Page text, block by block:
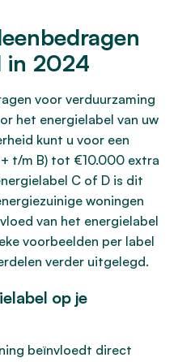
in 2024
voor verduurzaming
het energielabel van uw
kunt u voor een
t/m B) tot €10.000 extra
C of D is dit
woningen
van het energielabel
voorbeelden per label
verder uitgelegd.
op je
beïnvloedt direct